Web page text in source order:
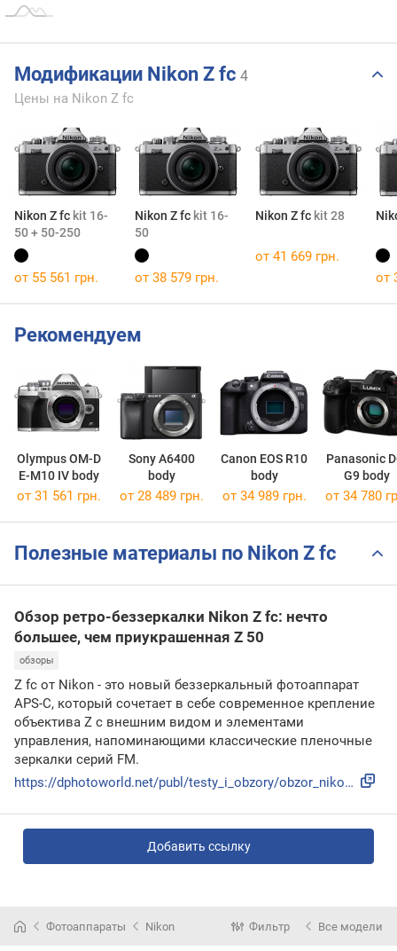
Модификации Nikon Z fc 4
Цены на Nikon Z fc
Nikon Z fc kit 16-
50 + 50-250
Nikon Z fc kit 16-
50
Nikon Z fc kit 28
от 55 561 грн. от 38 579 грн.
от 41 669 грн.
от
Рекомендуем
Olympus OM-D
E-M10 IV body
Sony A6400
body
Canon EOS R10
body
Panasonic
G9 body
от 31 561 грн. от 28 489 грн. от 34 989 грн. от 34 780
Полезные материалы по Nikon Z fc
Обзор ретро-беззеркалки Nikon Z fc: нечто
большее, чем приукрашенная Z 50
обзоры
Z fc от Nikon - это новый беззеркальный фотоаппарат
APS-C, который сочетает в себе современное крепление
объектива Z с внешним видом и элементами
управления, напоминающими классические пленочные
зеркалки серий FM.
https://dphotoworld.net/publ/testy_i_obzory/obzor_nikon_z_f...
Добавить ссылку
Фотоаппараты Nikon Фильтр Все модели